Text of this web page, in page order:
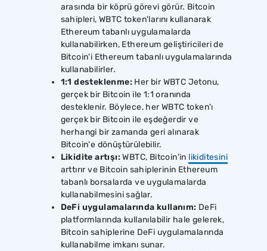
arasında bir köprü görevi görür. Bitcoin
sahipleri, WBTC token'larını kullanarak
Ethereum tabanlı uygulamalarda
kullanabilirken, Ethereum geliştiricileri de
Bitcoin'i Ethereum tabanlı uygulamalarında
kullanabilirler.
1:1 desteklenme: Her bir WBTC Jetonu,
gerçek bir Bitcoin ile 1:1 oranında
desteklenir. Böylece, her WBTC token'ı
gerçek bir Bitcoin ile eşdeğerdir ve
herhangi bir zamanda geri alınarak
Bitcoin'e dönüştürülebilir.
Likidite artışı:WBTC, Bitcoin'in likiditesini
arttırır ve Bitcoin sahiplerinin Ethereum
tabanlı borsalarda ve uygulamalarda
kullanabilmesini sağlar.
DeFi uygulamalarında kullanım: DeFi
platformlarında kullanılabilir hale gelerek,
Bitcoin sahiplerine DeFi uygulamalarında
kullanabilme imkanı sunar.